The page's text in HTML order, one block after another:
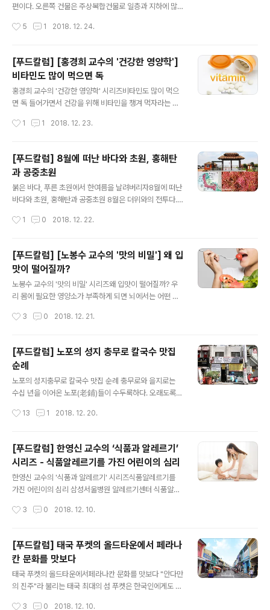
편이다. 오른쪽 건물은 주상복합건물로 일층과 지하에 많
1968년 공무원 아파트가 생긴 이래 98년 재개발이 완료
점차 그 존재가 흐려지면서 지금은 아는 사람만 아는 이름
으로 기억에서 잊혀져 가는 이름의 시장이다. 개인적으로
는 다행히 지방에서 대학 본고사를 준비하기 위해 서울에
잠시 와 있던 첫 번째 거주지가 바로 이 동부이촌동이었기
에 조금이나마 개발 전 그 당시의 동네 분위기를 어느 정도
박물관으로 가는 길이다. 세련된 동네와 다르게 역은 고색
5 1 2018. 12. 24.
[푸드칼럼] [홍경희 교수의 '건강한 영양학']
비타민도 많이 먹으면 독
홍경희 교수의 '건강한 영양학' 시리즈비타민도 많이 먹으
면 독 들어가면서 건강을 위해 비타민을 챙겨 먹자라는 말
자체가 vita(생명)에 필요한 성분이라는 뜻이기도 합니다.
이 부족해서 생명을 잃는 사람들이 많았으니 비타민은 정
말 건강에 절대적 존재입니다. 그런데, 오늘 생각해 볼 것은
이것입니다. 이 몸에 좋은 비타민은 많이 먹을수록 좋은 것
일까요? 비타민은 현대인의 불규칙하고 불균형한 식생활
에서 부족하기 쉬우니 일단 보험처럼 많이 챙겨 먹어두면
니다. 대부분의 비타민은 우리 몸에 저장되지 않습니다. 우
1 1 2018. 12. 23.
[푸드칼럼] 8월에 떠난 바다와 초원, 홍해탄
과 공중초원
붉은 바다, 푸른 초원에서 한여름을 날려버리자8월에 떠난
바다와 초원, 홍해탄과 공중초원 8월은 더위와의 전투다.
방학이기도 하다. 여유를 가지고 여행을 다닐 수 있다. 한여
년 여름을 보냈다. 여름을 시원하게 날려버릴 중국의 바다
와 초원으로 달려간다. 북경(北京) 동쪽에는 발해(渤海)가
있다. 발해 동북쪽 요동만(辽东湾)과 요하(辽河)가 만나
는 지점에 아름다운 붉은 해변, 홍해탄(红海滩)이 있다. 요
10월까지 여행객이 찾지만 가장 좋은 시기는 온통 바다가
1 0 2018. 12. 22.
[푸드칼럼] [노봉수 교수의 '맛의 비밀'] 왜 입
맛이 떨어질까?
노봉수 교수의 '맛의 비밀' 시리즈왜 입맛이 떨어질까? 우
리 몸에 필요한 영양소가 부족하게 되면 뇌에서는 어떤 음
질 수 있고 결국에는 목숨을 잃을 수도 있어 이러한 명령에
탄수화물을 섭취해 근육을 만들어야 한다. 효소를 만들어
야 한다면 인공지능처럼 반복 학습을 통해 뇌에서 기억한
정보에 따라 단백질 등과 같은 영양소를 공급해야 한다. 어
떤 음식이 자꾸만 먹고 싶다면 그런 식품 속에 함유된 영양
을 통해서 생명을 유지해 왔기 때문이다. 그러다 보니 내 몸
3 0 2018. 12. 21.
[푸드칼럼] 노포의 성지 충무로 칼국수 맛집
순례
노포의 성지충무로 칼국수 맛집 순례 충무로와 을지로는
수십 년을 이어온 노포(老鋪)들이 수두룩하다. 오래도록
만 내면서 맛은 대중적이고 가격은 합리적이며 주인장의
덥던 여름이 지나고 아침저녁으로 상쾌한 바람이 코끝에
스치는 이 계절. 노포의 손맛 가득한 따뜻한 칼국수 한 그릇
으로 가을맞이 해보자. 충무로 직장인들의 단골집, 50년
역사 '사랑방 칼국수' 밀가루 반죽을 방망이로 얇게 민 다음
는 육수와 내용물에 따라 멸치 칼국수, 닭 칼국수, 사골 칼
13 1 2018. 12. 20.
[푸드칼럼] 한영신 교수의 ‘식품과 알레르기’
시리즈 - 식품알레르기를 가진 어린이의 심리
한영신 교수의 '식품과 알레르기' 시리즈식품알레르기를
가진 어린이의 심리 삼성서울병원 알레르기센터 식품알레
전문가, 심리발달전문가, 아동간호전문가가 팀을 이루어
기를 가진 어린이들이 전국에서 찾아오는 곳이 되었다. 너
무 많은 식품에 알레르기를 보여 몇 가지 식품만 먹을 수 있
는 심한 아토피피부염을 가진 아기, 우유알레르기가 심해
피부에 닿기만 해도 부어오르는 아이, 헤이즐넛 알레르기
로 누가 옆에서 헤이즐넛을 먹기만 해도 호흡하기 힘들어
3 0 2018. 12. 10.
[푸드칼럼] 태국 푸켓의 올드타운에서 페라나
칸 문화를 맛보다
태국 푸켓의 올드타운에서페라나칸 문화를 맛보다 "안다만
의 진주"라 불리는 태국 최대의 섬 푸켓은 한국인에게도 잘
3 0 2018. 12. 10.